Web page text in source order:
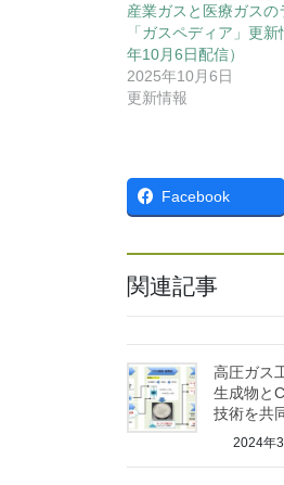
産業ガスと医療ガスの
「ガスペディア」更
年10月6日配信）
2025年10月6日
更新情報
Facebook
関連記事
高圧ガス
生成物と
技術を共
2024年